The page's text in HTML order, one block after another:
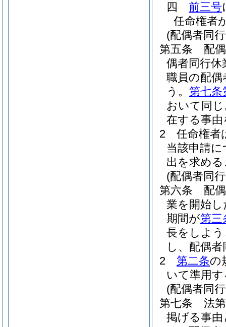
四
前三号
任命権者
(配偶者同
第五条
配
偶者同行
職員の配偶
う。 第七条
おいて同じ
在する事
2
任命権者
当該申請
出を求め
(配偶者同
第六条
配
業を開始
期間が第三
長をしよ
し、配偶
2
第二条の
いて準用
(配偶者同
第七条
法
掲げる事